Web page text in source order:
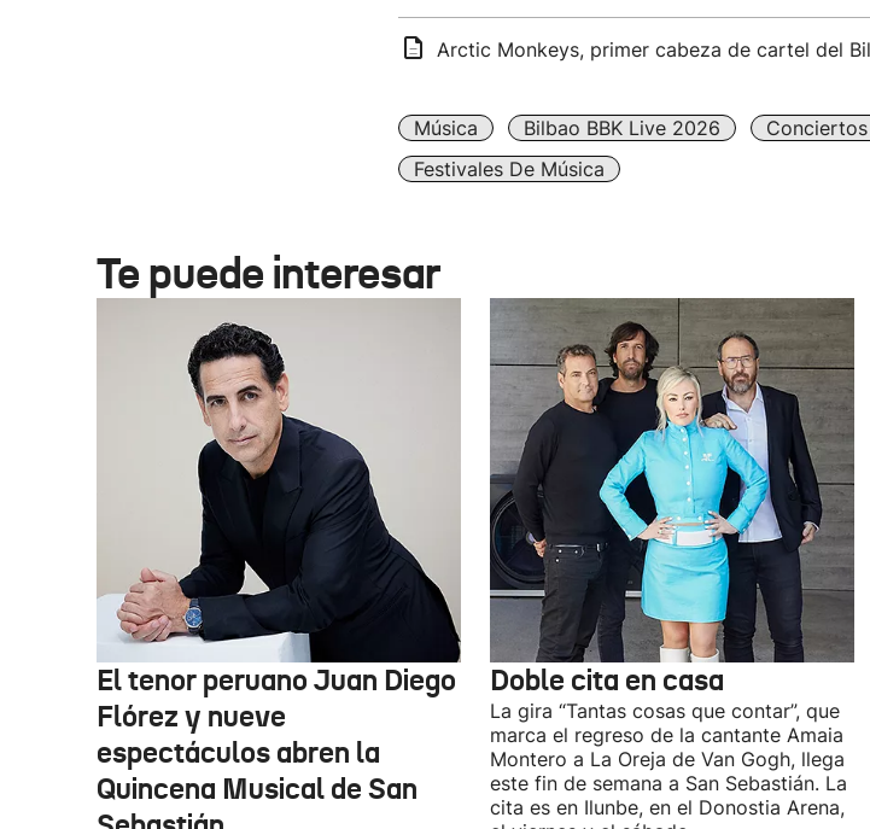
Arctic Monkeys, primer cabeza de cartel del
Música Bilbao BBK Live 2026 Conciertos
Festivales De Música
Te puede interesar
El tenor peruano Juan Diego
Flórez y nueve
espectáculos abren la
Quincena Musical de San
Doble cita en casa
La gira “Tantas cosas que contar”, que
marca el regreso de la cantante Amaia
Montero a La Oreja de Van Gogh, llega
este fin de semana a San Sebastián. La
cita es en Ilunbe, en el Donostia Arena,